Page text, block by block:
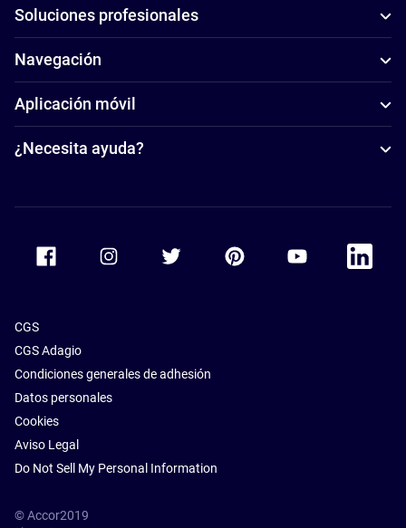
Soluciones profesionales
Navegación
Aplicación móvil
¿Necesita ayuda?
Accor Facebook Accor TwitterAccor PinterestAccor Youtube
Accor
CGS
CGS Adagio
Condiciones generales de adhesión
Datos personales
Cookies
Aviso Legal
Do Not Sell My Personal Information
© Accor2019